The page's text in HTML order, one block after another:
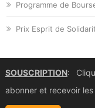
Programme de
Prix Esprit de
SOUSCRIPTION:
abonner et recevoir